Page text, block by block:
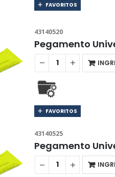
FAVORITOS
43140520
Pegamento
FAVORITOS
43140525
Pegamento